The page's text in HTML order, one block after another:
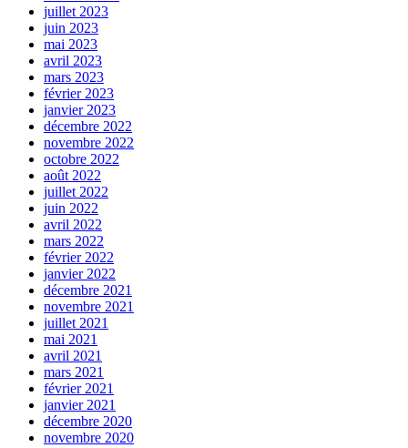
juillet 2023
juin 2023
mai 2023
avril 2023
mars 2023
février 2023
janvier 2023
décembre 2022
novembre 2022
octobre 2022
août 2022
juillet 2022
juin 2022
avril 2022
mars 2022
février 2022
janvier 2022
décembre 2021
novembre 2021
juillet 2021
mai 2021
avril 2021
mars 2021
février 2021
janvier 2021
décembre 2020
novembre 2020